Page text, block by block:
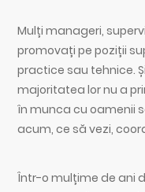
Mulți manageri,
promovați pe poziții
practice sau tehnice.
majoritatea lor nu a
în munca cu oamenii
acum, ce să vezi,
Într-o mulțime de ani